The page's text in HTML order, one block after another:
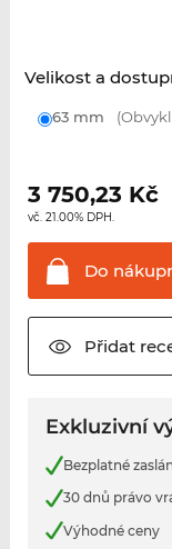
Velikost a
63 mm
3 750,23 Kč
vč. 21.00% DPH.
Do
Přidat
Exkluzivní
Bezplatné
30 dnů právo
Výhodné ceny